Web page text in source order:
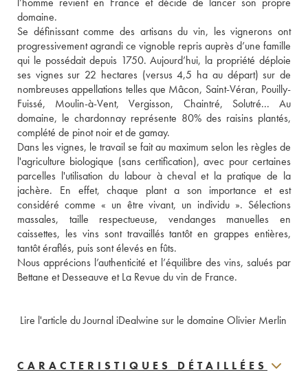
domaine.
Se définissant comme des artisans du vin, les vignerons ont
progressivement agrandi ce vignoble repris auprès d’une famille
qui le possédait depuis 1750. Aujourd’hui, la propriété déploie
ses vignes sur 22 hectares (versus 4,5 ha au départ) sur de
nombreuses appellations telles que Mâcon, Saint-Véran, Pouilly-
Fuissé, Moulin-à-Vent, Vergisson, Chaintré, Solutré... Au
domaine, le chardonnay représente 80% des raisins plantés,
complété de pinot noir et de gamay.
Dans les vignes, le travail se fait au maximum selon les règles de
l'agriculture biologique (sans certification), avec pour certaines
parcelles l'utilisation du labour à cheval et la pratique de la
jachère. En effet, chaque plant a son importance et est
considéré comme « un être vivant, un individu ». Sélections
massales, taille respectueuse, vendanges manuelles en
caissettes, les vins sont travaillés tantôt en grappes entières,
tantôt éraflés, puis sont élevés en fûts.
Nous apprécions l’authenticité et l’équilibre des vins, salués par
Bettane et Desseauve et La Revue du vin de France.
Lire l'article du Journal iDealwine sur le domaine Olivier Merlin
CARACTERISTIQUES DÉTAILLÉES